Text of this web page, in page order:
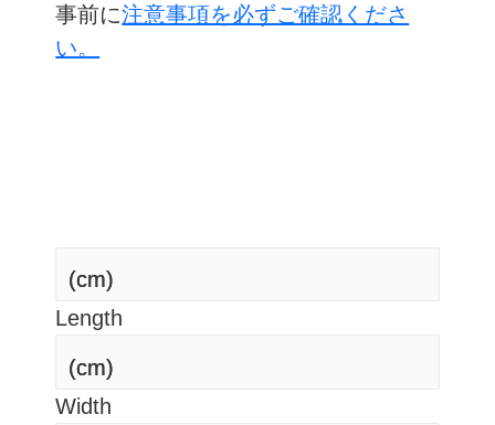
事前に注意事項を必ずご確認くださ
い。
(cm)
(cm)
Length
(cm)
(cm)
Width